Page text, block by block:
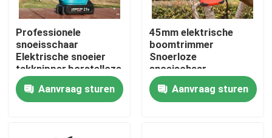
Thuis
Producten
Professionele
snoeisschaar
Elektrische snoeier
takknipper,borstelloze
25V draadloze
snoeisschaar
Aanvraag sturen
45mm elektrische
boomtrimmer
Snoerloze
snoeischaar
Borstelloze motor
voor gebruik in de tuin
Aanvraag sturen